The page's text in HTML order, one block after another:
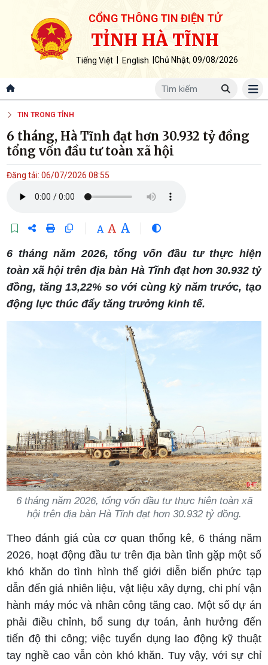
CỔNG THÔNG TIN ĐIỆN TỬ
TỈNH HÀ TĨNH
Tiếng Việt English Chủ Nhật, 09/08/2026
TIN TRONG TỈNH
6 tháng, Hà Tĩnh đạt hơn 30.932 tỷ đồng
tổng vốn đầu tư toàn xã hội
Đăng tải: 06/07/2026 08:55
A A A
6 tháng năm 2026, tổng vốn đầu tư thực hiện
toàn xã hội trên địa bàn Hà Tĩnh đạt hơn 30.932 tỷ
đồng, tăng 13,22% so với cùng kỳ năm trước, tạo
động lực thúc đẩy tăng trưởng kinh tế.
6 tháng năm 2026, tổng vốn đầu tư thực hiện toàn xã
hội trên địa bàn Hà Tĩnh đạt hơn 30.932 tỷ đồng.
Theo đánh giá của cơ quan thống kê, 6 tháng năm
2026, hoạt động đầu tư trên địa bàn tỉnh gặp một số
khó khăn do tình hình thế giới diễn biến phức tạp
dẫn đến giá nhiên liệu, vật liệu xây dựng, chi phí vận
hành máy móc và nhân công tăng cao. Một số dự án
phải điều chỉnh, bổ sung dự toán, ảnh hưởng đến
tiến độ thi công; việc tuyển dụng lao động kỹ thuật
tay nghề cao vẫn còn khó khăn. Tuy vậy, với sự chỉ